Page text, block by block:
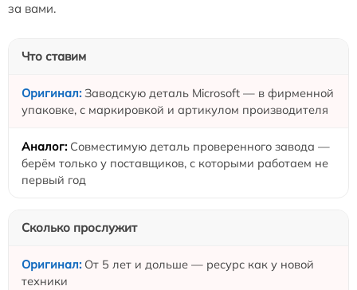
за вами.
Что ставим
Заводскую деталь Microsoft — в фирменной
упаковке, с маркировкой и артикулом производителя
Совместимую деталь проверенного завода —
берём только у поставщиков, с которыми работаем не
первый год
Сколько прослужит
От 5 лет и дольше — ресурс как у новой
техники